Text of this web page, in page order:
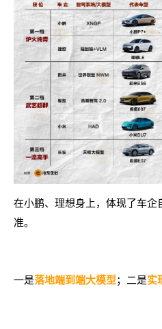
在小鹏、理想身上，体现了车企
准。
一是落地端到端大模型；二是实